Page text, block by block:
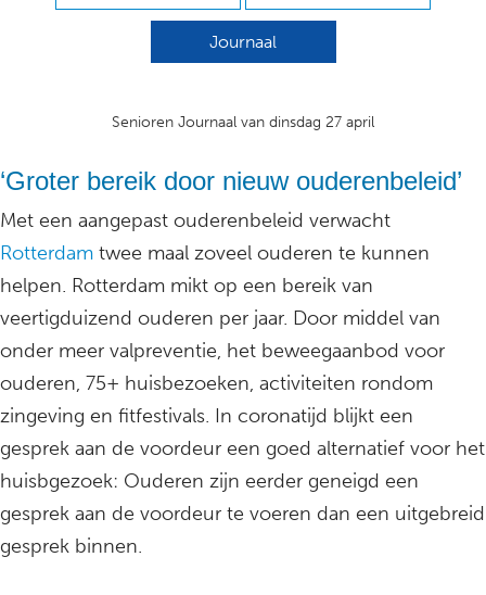
Journaal
Senioren Journaal van dinsdag 27 april
‘Groter bereik door nieuw ouderenbeleid’
Met een aangepast ouderenbeleid verwacht
Rotterdam twee maal zoveel ouderen te kunnen
helpen. Rotterdam mikt op een bereik van
veertigduizend ouderen per jaar. Door middel van
onder meer valpreventie, het beweegaanbod voor
ouderen, 75+ huisbezoeken, activiteiten rondom
zingeving en fitfestivals. In coronatijd blijkt een
gesprek aan de voordeur een goed alternatief voor het
huisbgezoek: Ouderen zijn eerder geneigd een
gesprek aan de voordeur te voeren dan een uitgebreid
gesprek binnen.